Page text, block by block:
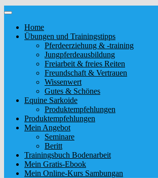
Home
Übungen und Trainingstipps
Pferdeerziehung & -training
Jungpferdeausbildung
Freiarbeit & freies Reiten
Freundschaft & Vertrauen
Wissenwert
Gutes & Schönes
Equine Sarkoide
Produktempfehlungen
Produktempfehlungen
Mein Angebot
Seminare
Beritt
Trainingsbuch Bodenarbeit
Mein Gratis-Ebook
Mein Online-Kurs Sambungan